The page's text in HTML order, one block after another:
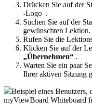
Drücken Sie auf der
-Logo .
Suchen Sie auf der
gewünschten Lektion.
Rufen Sie die
Klicken Sie auf der
„Übernehmen“ .
Warten Sie ein paar
Ihrer aktiven Sitzung
Beispiel eines
myViewBoard Whiteboard